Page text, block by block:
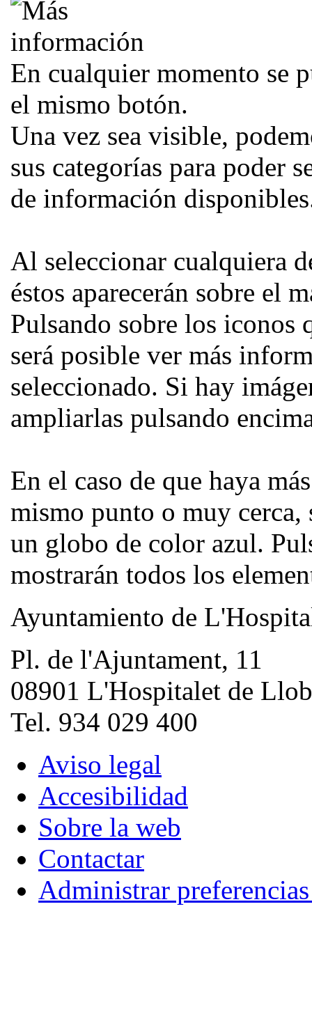
En cualquier momento se
el mismo botón.
Una vez sea visible,
sus categorías para poder
de información
Al seleccionar cualquiera
éstos aparecerán sobre el
Pulsando sobre los iconos
será posible ver más
seleccionado. Si hay
ampliarlas pulsando
En el caso de que haya
mismo punto o muy cerca,
un globo de color azul.
mostrarán todos los
Ayuntamiento de
Pl. de l'Ajuntament, 11
08901 L'Hospitalet de
Tel. 934 029 400
Aviso legal
Accesibilidad
Sobre la web
Contactar
Administrar